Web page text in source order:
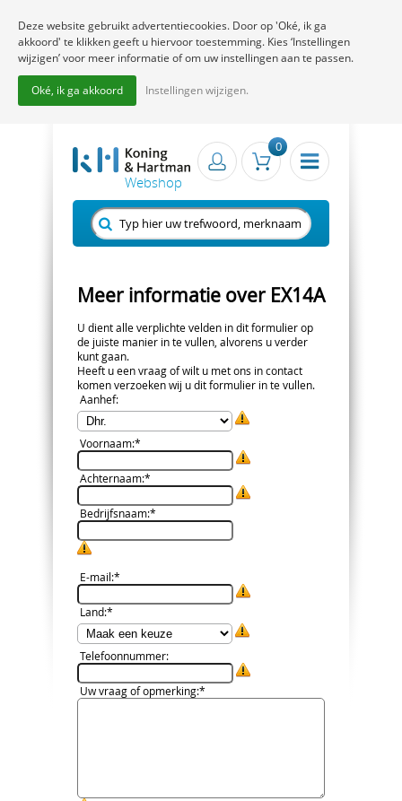
0
Meer informatie over EX14A
U dient alle verplichte velden in dit formulier op
de juiste manier in te vullen, alvorens u verder
kunt gaan.
Heeft u een vraag of wilt u met ons in contact
komen verzoeken wij u dit formulier in te vullen.
Aanhef:
Voornaam:*
Achternaam:*
Bedrijfsnaam:*
E-mail:*
Land:*
Telefoonnummer:
Uw vraag of opmerking:*
Deze website gebruikt advertentiecookies. Door op 'Oké, ik ga
akkoord' te klikken geeft u hiervoor toestemming. Kies ‘Instellingen
wijzigen’ voor meer informatie of om uw instellingen aan te passen.
Oké, ik ga akkoord Instellingen wijzigen.